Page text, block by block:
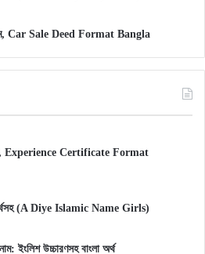
Car Sale Deed Format Bangla
Experience Certificate Format
অর্থসহ (A Diye Islamic Name Girls)
ইংলিশ উচ্চারণসহ বাংলা অর্থ